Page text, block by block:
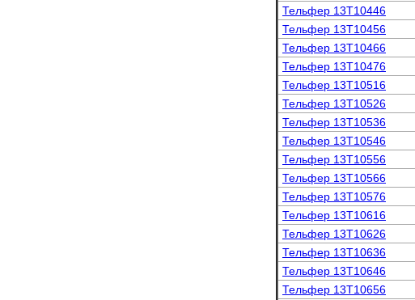
Тельфер 13Т10446
Тельфер 13Т10456
Тельфер 13Т10466
Тельфер 13Т10476
Тельфер 13Т10516
Тельфер 13Т10526
Тельфер 13Т10536
Тельфер 13Т10546
Тельфер 13Т10556
Тельфер 13Т10566
Тельфер 13Т10576
Тельфер 13Т10616
Тельфер 13Т10626
Тельфер 13Т10636
Тельфер 13Т10646
Тельфер 13Т10656